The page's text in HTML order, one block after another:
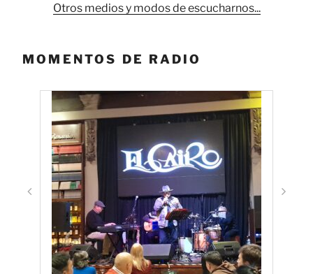
Otros medios y modos de escucharnos...
MOMENTOS DE RADIO